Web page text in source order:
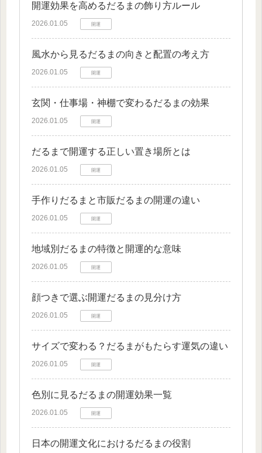
開運効果を高めるだるまの飾り方ルール
2026.01.05 開運
風水から見るだるまの向きと配置の考え方
2026.01.05 開運
玄関・仕事場・神棚で変わるだるまの効果
2026.01.05 開運
だるまで開運する正しい置き場所とは
2026.01.05 開運
手作りだるまと市販だるまの開運の違い
2026.01.05 開運
地域別だるまの特徴と開運的な意味
2026.01.05 開運
顔つきで選ぶ開運だるまの見分け方
2026.01.05 開運
サイズで変わる？だるまがもたらす運気の違い
2026.01.05 開運
色別に見るだるまの開運効果一覧
2026.01.05 開運
日本の開運文化におけるだるまの役割